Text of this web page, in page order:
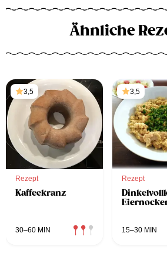
Ähnliche
3,5
Rezept
Kaffeekranz
30–60 MIN
3,5
Rezept
15–30 MIN